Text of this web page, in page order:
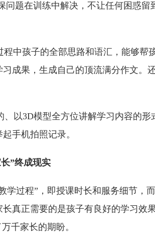
题在训练中解决，不让任何困惑留
程中孩子的全部思路和语汇，能够帮
成果，生成自己的顶流满分作文。
以3D模型全方位讲解学习内容的形
手机拍照记录。
”终成现实
学过程”，即授课时长和服务细节，
真正需要的是孩子有良好的学习效
千家长的期盼。